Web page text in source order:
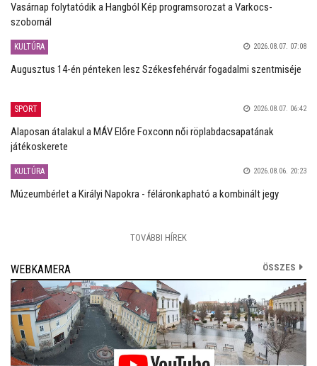
Vasárnap folytatódik a Hangból Kép programsorozat a Varkocs-
szobornál
KULTÚRA 2026.08.07. 07:08
Augusztus 14-én pénteken lesz Székesfehérvár fogadalmi szentmiséje
SPORT 2026.08.07. 06:42
Alaposan átalakul a MÁV Előre Foxconn női röplabdacsapatának
játékoskerete
KULTÚRA 2026.08.06. 20:23
Múzeumbérlet a Királyi Napokra - féláronkapható a kombinált jegy
TOVÁBBI HÍREK
WEBKAMERA ÖSSZES